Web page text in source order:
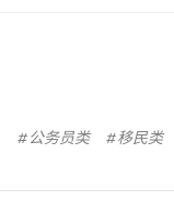
公务员类 移民类